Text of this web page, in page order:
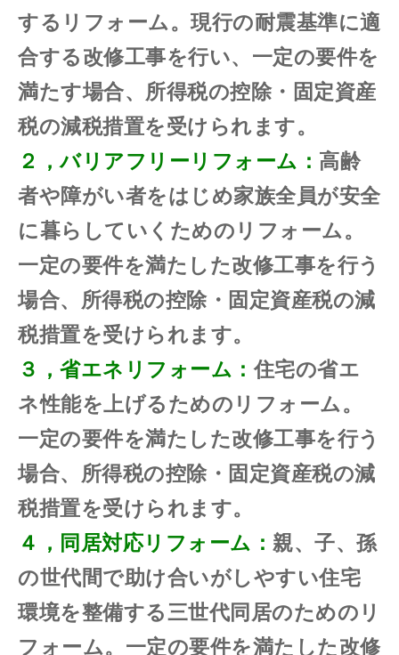
するリフォーム。現行の耐震基準に適
合する改修工事を行い、一定の要件を
満たす場合、所得税の控除・固定資産
税の減税措置を受けられます。
２，バリアフリーリフォーム： 高齢
者や障がい者をはじめ家族全員が安全
に暮らしていくためのリフォーム。
一定の要件を満たした改修工事を行う
場合、所得税の控除・固定資産税の減
税措置を受けられます。
３，省エネリフォーム：住宅の省エ
ネ性能を上げるためのリフォーム。
一定の要件を満たした改修工事を行う
場合、所得税の控除・固定資産税の減
税措置を受けられます。
４，同居対応リフォーム： 親、子、孫
の世代間で助け合いがしやすい住宅
環境を整備する三世代同居のためのリ
フォーム。一定の要件を満たした改修